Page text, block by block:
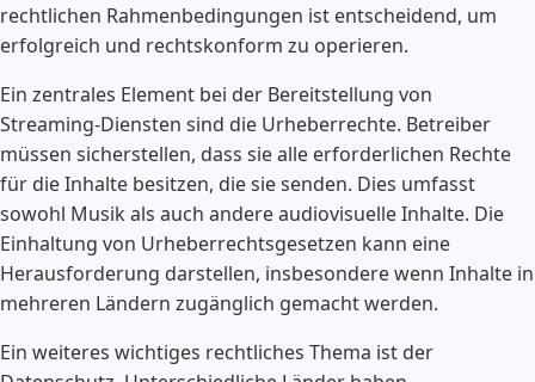
rechtlichen Rahmenbedingungen ist entscheidend, um
erfolgreich und rechtskonform zu operieren.
Ein zentrales Element bei der Bereitstellung von
Streaming-Diensten sind die Urheberrechte. Betreiber
müssen sicherstellen, dass sie alle erforderlichen Rechte
für die Inhalte besitzen, die sie senden. Dies umfasst
sowohl Musik als auch andere audiovisuelle Inhalte. Die
Einhaltung von Urheberrechtsgesetzen kann eine
Herausforderung darstellen, insbesondere wenn Inhalte in
mehreren Ländern zugänglich gemacht werden.
Ein weiteres wichtiges rechtliches Thema ist der